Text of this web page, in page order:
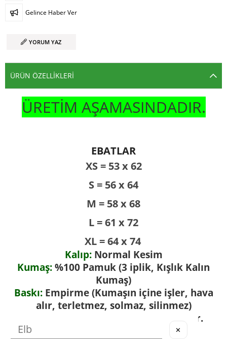
Gelince Haber Ver
YORUM YAZ
ÜRÜN ÖZELLIKLERI
ÜRETİM AŞAMASINDADIR.
EBATLAR
XS = 53 x 62
S = 56 x 64
M = 58 x 68
L = 61 x 72
XL = 64 x 74
Kalıp:Normal Kesim
Kumaş: %100 Pamuk (3 iplik, Kışlık Kalın
Kumaş)
Baskı: Empirme (Kumaşın içine işler, hava
alır, terletmez, solmaz, silinmez)
Sıcaklıkta yıkamak için uygundur.
✕